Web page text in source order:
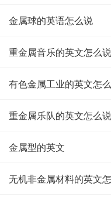
金属球的英语怎么说
重金属音乐的英文怎么说
有色金属工业的英文怎
重金属乐队的英文怎么说
金属型的英文
无机非金属材料的英文